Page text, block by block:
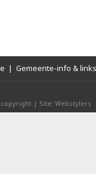
| Gemeente-info & links
copyright | Site: Webstylers